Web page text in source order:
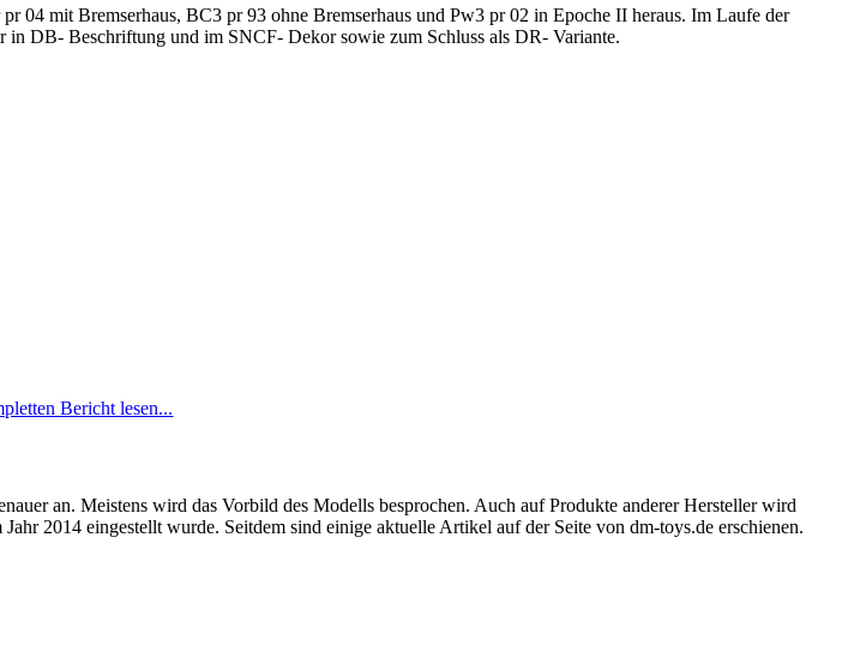
04 mit Bremserhaus, BC3 pr 93 ohne Bremserhaus und Pw3 pr 02 in Epoche II heraus. Im Laufe der
in DB- Beschriftung und im SNCF- Dekor sowie zum Schluss als DR- Variante.
Bericht lesen...
an. Meistens wird das Vorbild des Modells besprochen. Auch auf Produkte anderer Hersteller wird
2014 eingestellt wurde. Seitdem sind einige aktuelle Artikel auf der Seite von dm-toys.de erschienen.